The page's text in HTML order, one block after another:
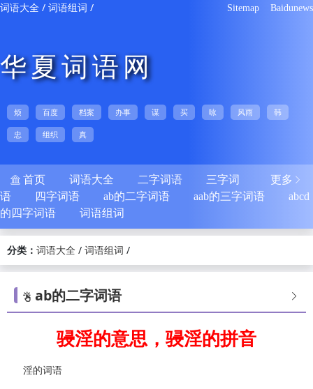
词语大全 / 词语组词 / Sitemap Baidunews
华夏词语网
烦 百度 档案 办事 谋 买 咏 风雨 韩
忠 组织 真
更多 
 首页 词语大全 二字词语
三字词
语
四字词语 ab的二字词语 aab的三字词语
abcd
的四字词语
词语组词
分类： 词语大全 / 词语组词 /

 ab的二字词语
骎淫的意思，骎淫的拼音
淫的词语